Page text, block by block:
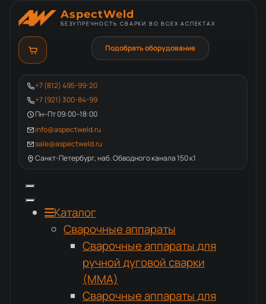
AspectWeld
БЕЗУПРЕЧНОСТЬ СВАРКИ ВО ВСЕХ АСПЕКТАХ
+7 (812) 495-99-20
+7 (921) 300-84-99
Пн–Пт 09:00–18:00
info@aspectweld.ru
sale@aspectweld.ru
Санкт-Петербург, наб. Обводного канала 150 к1
Подобрать оборудование
Каталог
Сварочные аппараты
Сварочные аппараты для
ручной дуговой сварки
(MMA)
Сварочные аппараты для